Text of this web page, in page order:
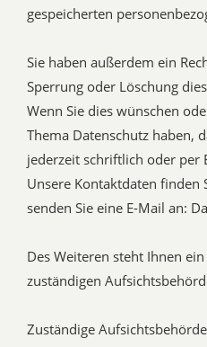
gespeicherten
Sie haben außerdem ein
Sperrung oder Löschung
Wenn Sie dies wünschen
Thema Datenschutz haben,
jederzeit schriftlich oder per
Unsere Kontaktdaten finden
senden Sie eine E-Mail an:
Des Weiteren steht Ihnen
zuständigen
Zuständige